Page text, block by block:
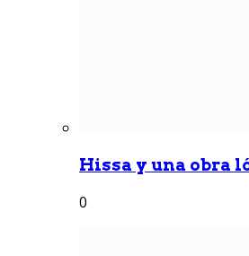
Hissa y una obra
0